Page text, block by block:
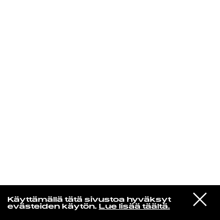
Käyttämällä tätä sivustoa hyväksyt
evästeiden käytön. Lue lisää täältä.
VIESTI
STUDIOON
Vesa-Matti Loiri
Syyslaulu (Remastered)